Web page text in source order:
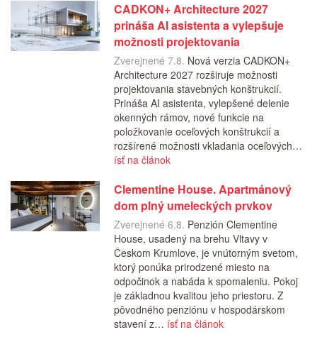
CADKON+ Architecture 2027
prináša AI asistenta a vylepšuje
možnosti projektovania
Zverejnené 7.8. Nová verzia CADKON+
Architecture 2027 rozširuje možnosti
projektovania stavebných konštrukcií.
Prináša AI asistenta, vylepšené delenie
okenných rámov, nové funkcie na
položkovanie oceľových konštrukcií a
rozšírené možnosti vkladania oceľových…
ísť na článok
Clementine House. Apartmánový
dom plný umeleckých prvkov
Zverejnené 6.8. Penzión Clementine
House, usadený na brehu Vltavy v
Českom Krumlove, je vnútorným svetom,
ktorý ponúka prirodzené miesto na
odpočinok a nabáda k spomaleniu. Pokoj
je základnou kvalitou jeho priestoru. Z
pôvodného penziónu v hospodárskom
stavení z… ísť na článok